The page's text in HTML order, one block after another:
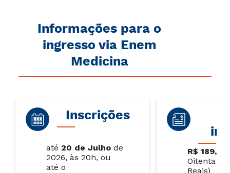
Informações para o
ingresso via Enem
Medicina
Inscrições
até 20 de Julho de
2026, às 20h, ou
até o
R$ 189,00
Oitenta e
Reais)